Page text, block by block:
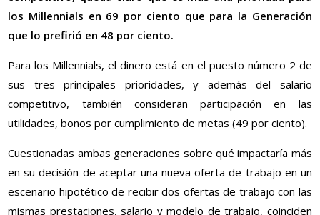
los Millennials en 69 por ciento que para la Generación
que lo prefirió en 48 por ciento.
Para los Millennials, el dinero está en el puesto número 2 de
sus tres principales prioridades, y además del salario
competitivo, también consideran participación en las
utilidades, bonos por cumplimiento de metas (49 por ciento).
Cuestionadas ambas generaciones sobre qué impactaría más
en su decisión de aceptar una nueva oferta de trabajo en un
escenario hipotético de recibir dos ofertas de trabajo con las
mismas prestaciones, salario y modelo de trabajo, coinciden